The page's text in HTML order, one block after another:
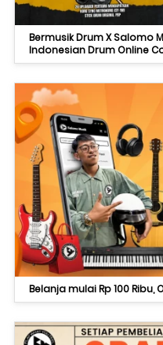
Bermusik Drum X Salomo
Indonesian Drum Online
Belanja mulai Rp 100